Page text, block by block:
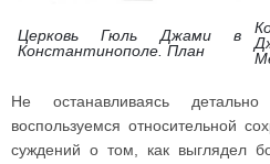
Церковь Гюль Джами в
Константинополе. План
Не останавливаясь
воспользуемся относительной
суждений о том, как выглядел